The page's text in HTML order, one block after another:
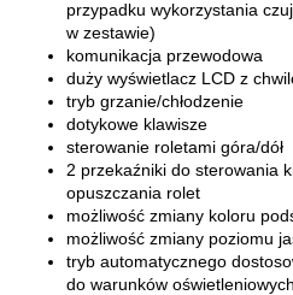
przypadku wykorzystania
w zestawie)
komunikacja przewodowa
duży wyświetlacz LCD z
tryb grzanie/chłodzenie
dotykowe klawisze
sterowanie roletami góra/dół
2 przekaźniki do sterowania
opuszczania rolet
możliwość zmiany koloru
możliwość zmiany poziomu
tryb automatycznego
do warunków